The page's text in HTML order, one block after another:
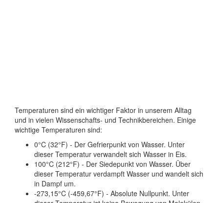
Temperaturen sind ein wichtiger Faktor in unserem Alltag
und in vielen Wissenschafts- und Technikbereichen. Einige
wichtige Temperaturen sind:
0°C (32°F) - Der Gefrierpunkt von Wasser. Unter
dieser Temperatur verwandelt sich Wasser in Eis.
100°C (212°F) - Der Siedepunkt von Wasser. Über
dieser Temperatur verdampft Wasser und wandelt sich
in Dampf um.
-273,15°C (-459,67°F) - Absolute Nullpunkt. Unter